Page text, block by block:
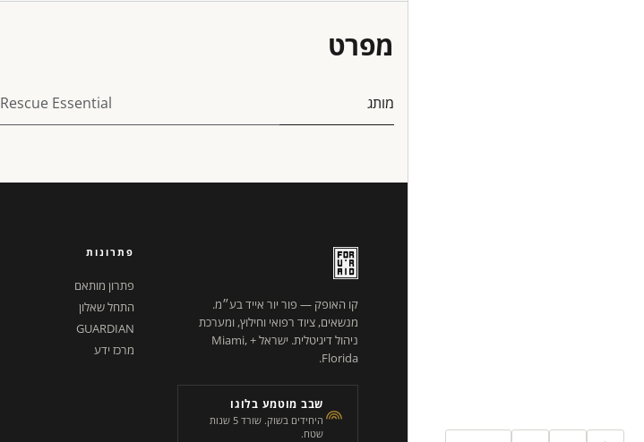
מפרט
מותג Rescue Essential
קו האופק — פור יור אייד בע״מ.
מנשאים, ציוד רפואי וחילוץ, ומערכת
ניהול דיגיטלית. ישראל + Miami,
Florida.
שבב מוטמע בלוגו
היחידים בשוק. שורד 5 שנות
שטח.
פתרונות
פתרון מותאם
התחל שאלון
GUARDIAN
מרכז ידע